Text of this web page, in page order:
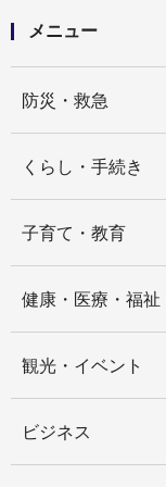
メニュー
防災・救急
くらし・手続き
子育て・教育
健康・医療・福祉
観光・イベント
ビジネス